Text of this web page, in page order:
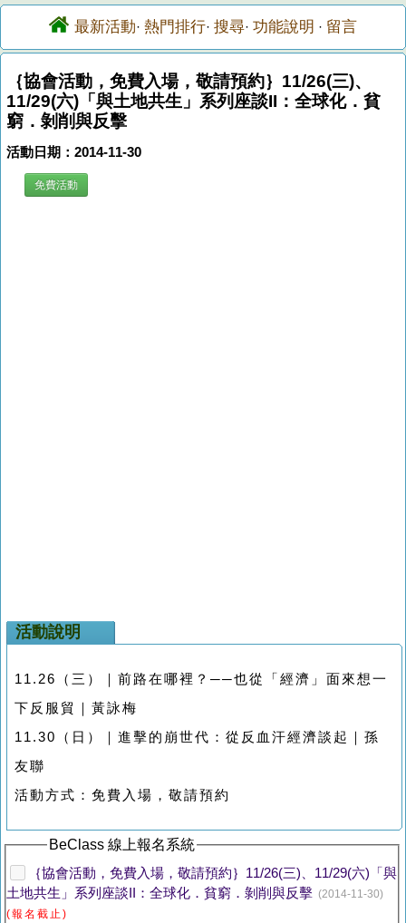
最新活動· 熱門排行· 搜尋· 功能說明 · 留言
｛協會活動，免費入場，敬請預約｝11/26(三)、
11/29(六)「與土地共生」系列座談II：全球化．貧
窮．剝削與反擊
活動日期：2014-11-30
免費活動
活動說明
11.26（三）｜前路在哪裡？──也從「經濟」面來想一
下反服貿｜黃詠梅
11.30（日）｜進擊的崩世代：從反血汗經濟談起｜孫
友聯
活動方式：免費入場，敬請預約
BeClass 線上報名系統
｛協會活動，免費入場，敬請預約｝11/26(三)、11/29(六)「與
土地共生」系列座談II：全球化．貧窮．剝削與反擊 (2014-11-30)
(報名截止)